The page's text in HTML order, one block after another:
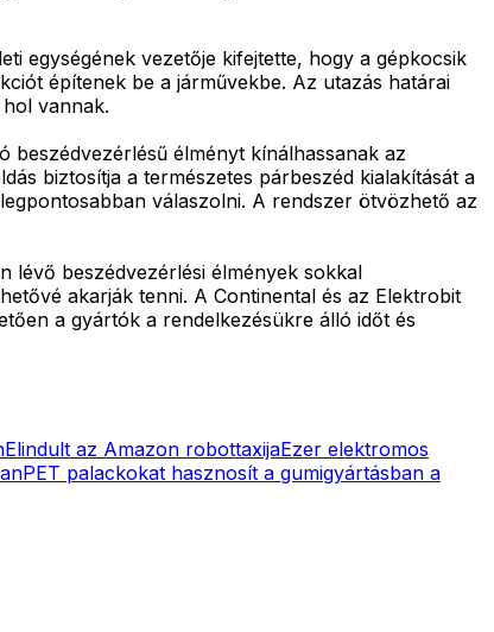
egységének vezetője kifejtette, hogy a gépkocsik
építenek be a járművekbe. Az utazás határai
vannak.
beszédvezérlésű élményt kínálhassanak az
biztosítja a természetes párbeszéd kialakítását a
válaszolni. A rendszer ötvözhető az
lévő beszédvezérlési élmények sokkal
akarják tenni. A Continental és az Elektrobit
a gyártók a rendelkezésükre álló időt és
Elindult az Amazon robottaxijaEzer elektromos
PET palackokat hasznosít a gumigyártásban a